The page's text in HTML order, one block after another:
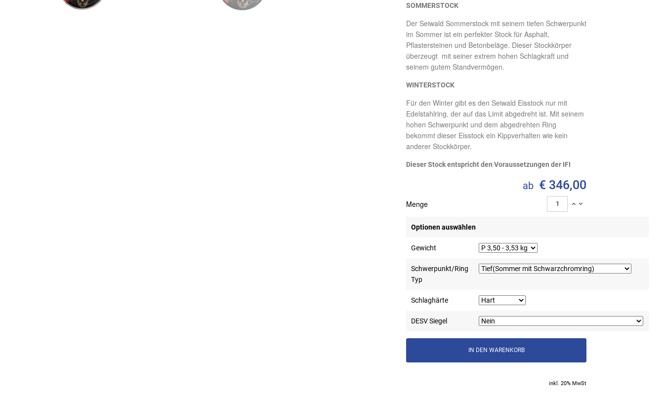
SOMMERSTOCK
Der Seiwald Sommerstock mit seinem tiefen Schwerpunkt
im Sommer ist ein perfekter Stock für Asphalt,
Pflastersteinen und Betonbeläge. Dieser Stockkörper
überzeugt mit seiner extrem hohen Schlagkraft und
seinem gutem Standvermögen.
WINTERSTOCK
Für den Winter gibt es den Seiwald Eisstock nur mit
Edelstahlring, der auf das Limit abgedreht ist. Mit seinem
hohen Schwerpunkt und dem abgedrehten Ring
bekommt dieser Eisstock ein Kippverhalten wie kein
anderer Stockkörper.
Dieser Stock entspricht den Voraussetzungen der IFI
ab € 346,00
Menge
Optionen auswählen
Gewicht
Schwerpunkt/Ring
Typ
Schlaghärte
DESV Siegel
inkl. 20% MwSt